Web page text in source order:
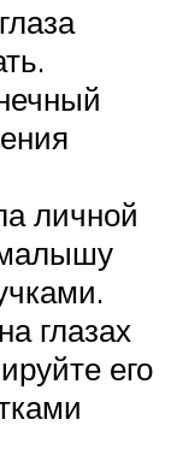
личной
глазах
его